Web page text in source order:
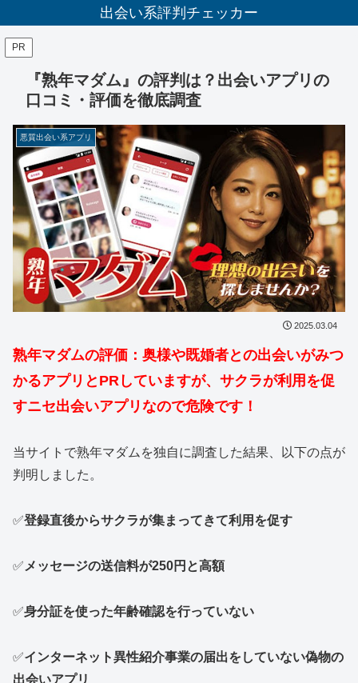
出会い系評判チェッカー
PR
『熟年マダム』の評判は？出会いアプリの
口コミ・評価を徹底調査
悪質出会い系アプリ
2025.03.04
熟年マダムの評価：奥様や既婚者との出会いがみつ
かるアプリとPRしていますが、サクラが利用を促
すニセ出会いアプリなので危険です！
当サイトで熟年マダムを独自に調査した結果、以下の点が
判明しました。
✅登録直後からサクラが集まってきて利用を促す
✅ メッセージの送信料が250円と高額
✅身分証を使った年齢確認を行っていない
✅インターネット異性紹介事業の届出をしていない偽物の
出会いアプリ